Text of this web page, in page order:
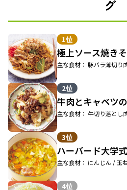
グ
1位
極上ソース焼き
主な食材： 豚バラ薄切り
2位
牛肉とキャベツ
主な食材： 牛切り落とし
3位
ハーバード大学
主な食材： にんじん / 玉
4位